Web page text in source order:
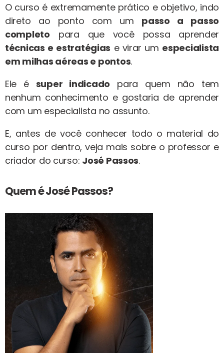
O curso é extremamente prático e objetivo, indo
direto ao ponto com um passo a passo
completo para que você possa aprender
técnicas e estratégias e virar um especialista
em milhas aéreas e pontos.
Ele é super indicado para quem não tem
nenhum conhecimento e gostaria de aprender
com um especialista no assunto.
E, antes de você conhecer todo o material do
curso por dentro, veja mais sobre o professor e
criador do curso: José Passos.
Quem é José Passos?